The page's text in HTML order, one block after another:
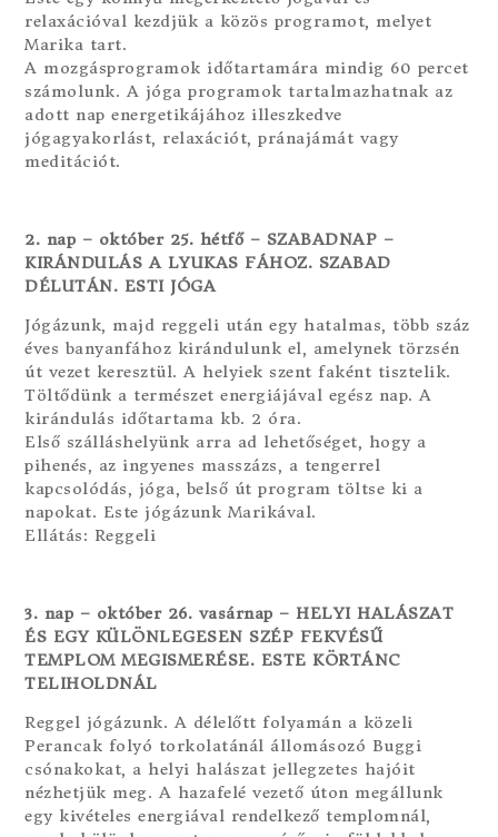
relaxációval kezdjük a közös programot, melyet
Marika tart.
A mozgásprogramok időtartamára mindig 60 percet
számolunk. A jóga programok tartalmazhatnak az
adott nap energetikájához illeszkedve
jógagyakorlást, relaxációt, pránajámát vagy
meditációt.
2. nap – október 25. hétfő – SZABADNAP –
KIRÁNDULÁS A LYUKAS FÁHOZ. SZABAD
DÉLUTÁN. ESTI JÓGA
Jógázunk, majd reggeli után egy hatalmas, több száz
éves banyanfához kirándulunk el, amelynek törzsén
út vezet keresztül. A helyiek szent faként tisztelik.
Töltődünk a természet energiájával egész nap. A
kirándulás időtartama kb. 2 óra.
Első szálláshelyünk arra ad lehetőséget, hogy a
pihenés, az ingyenes masszázs, a tengerrel
kapcsolódás, jóga, belső út program töltse ki a
napokat. Este jógázunk Marikával.
Ellátás: Reggeli
3. nap – október 26. vasárnap – HELYI HALÁSZAT
ÉS EGY KÜLÖNLEGESEN SZÉP FEKVÉSŰ
TEMPLOM MEGISMERÉSE. ESTE KÖRTÁNC
TELIHOLDNÁL
Reggel jógázunk. A délelőtt folyamán a közeli
Perancak folyó torkolatánál állomásozó Buggi
csónakokat, a helyi halászat jellegzetes hajóit
nézhetjük meg. A hazafelé vezető úton megállunk
egy kivételes energiával rendelkező templomnál,